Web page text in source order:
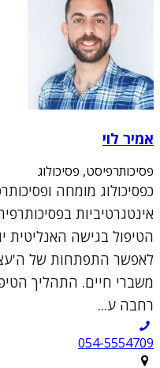
אמיר לוי
פסיכותרפיסט, פסיכולוג
כפסיכולוג מומחה
אינטגרטיביות
הטיפול בגישה האנליטית
לאפשר התפתחות של
משברי חיים. התהליך
רחבה ע...
054-5554709